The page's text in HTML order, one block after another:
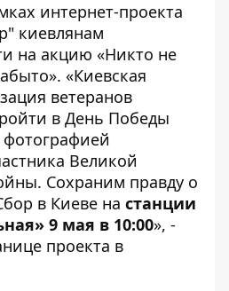
интернет-проекта
киевлянам
на акцию «Никто не
«Киевская
ветеранов
в День Победы
Великой
Сохраним правду о
в Киеве на станции
9 мая в 10:00», -
проекта в